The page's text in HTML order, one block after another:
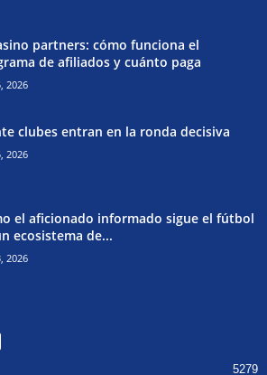
partners: cómo funciona el
de afiliados y cuánto paga
2026
clubes entran en la ronda decisiva
2026
el aficionado informado sigue el fútbol
ecosistema de...
2026
5279